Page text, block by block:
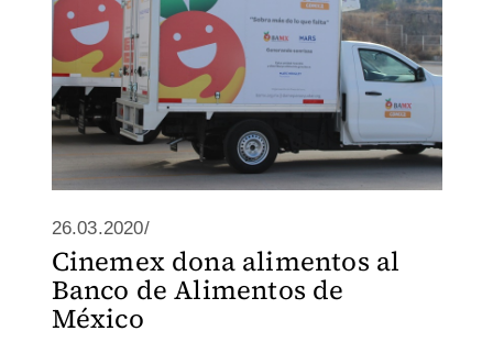
26.03.2020/
Cinemex dona alimentos al
Banco de Alimentos de
México